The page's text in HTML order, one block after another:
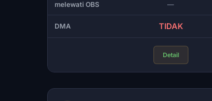
melewati OBS —
DMA TIDAK
Detail